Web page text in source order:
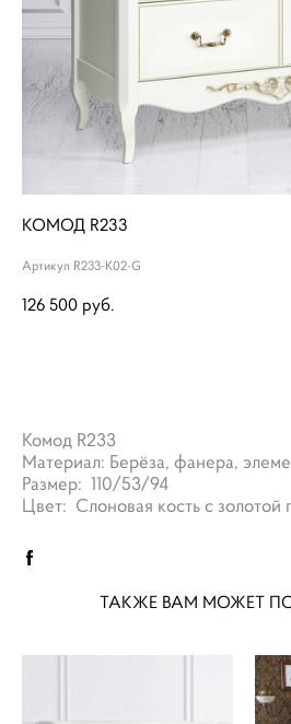
КОМОД R233
Артикул R233-K02-G
126 500 pуб.
Комод R233
Материал: Берёза, фанера,
Размер: 110/53/94
Цвет: Слоновая кость с золотой
ТАКЖЕ ВАМ МОЖЕТ